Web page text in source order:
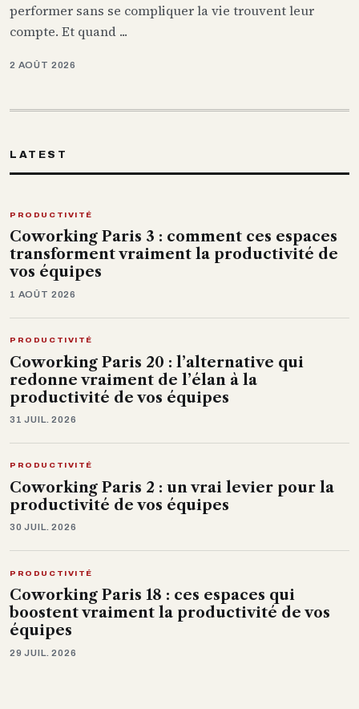
performer sans se compliquer la vie trouvent leur
compte. Et quand ...
2 AOÛT 2026
LATEST
PRODUCTIVITÉ
Coworking Paris 3 : comment ces espaces
transforment vraiment la productivité de
vos équipes
1 AOÛT 2026
PRODUCTIVITÉ
Coworking Paris 20 : l’alternative qui
redonne vraiment de l’élan à la
productivité de vos équipes
31 JUIL. 2026
PRODUCTIVITÉ
Coworking Paris 2 : un vrai levier pour la
productivité de vos équipes
30 JUIL. 2026
PRODUCTIVITÉ
Coworking Paris 18 : ces espaces qui
boostent vraiment la productivité de vos
équipes
29 JUIL. 2026